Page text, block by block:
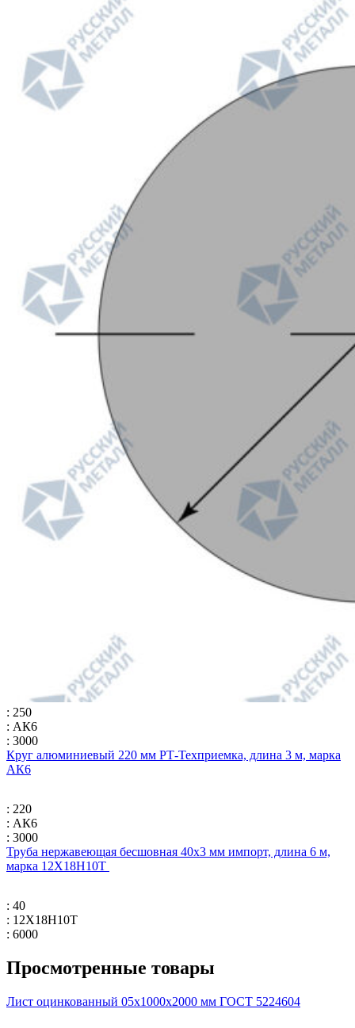
: 250
: АК6
: 3000
Круг алюминиевый 220 мм РТ-Техприемка, длина 3 м, марка
АК6
: 220
: АК6
: 3000
Труба нержавеющая бесшовная 40х3 мм импорт, длина 6 м,
марка 12Х18Н10Т
: 40
: 12Х18Н10Т
: 6000
Просмотренные товары
Лист оцинкованный 05х1000х2000 мм ГОСТ 5224604